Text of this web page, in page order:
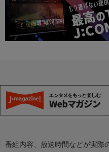
番組内容、放送時間などが実際